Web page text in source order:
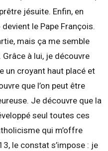
jésuite. Enfin, en
le Pape François.
mais ça me semble
à lui, je découvre
un croyant haut placé et
que l’on peut être
Je découvre que la
seul toutes ces
qui m’offre
le constat s’impose : je